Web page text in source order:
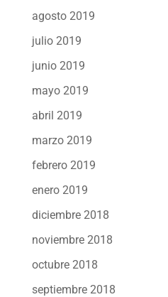
agosto 2019
julio 2019
junio 2019
mayo 2019
abril 2019
marzo 2019
febrero 2019
enero 2019
diciembre 2018
noviembre 2018
octubre 2018
septiembre 2018